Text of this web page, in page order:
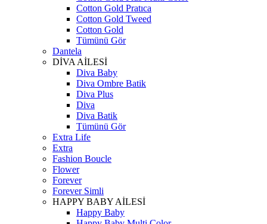
Cotton Gold Pratıca
Cotton Gold Tweed
Cotton Gold
Tümünü Gör
Dantela
DİVA AİLESİ
Diva Baby
Diva Ombre Batik
Diva Plus
Diva
Diva Batik
Tümünü Gör
Extra Life
Extra
Fashion Boucle
Flower
Forever
Forever Simli
HAPPY BABY AİLESİ
Happy Baby